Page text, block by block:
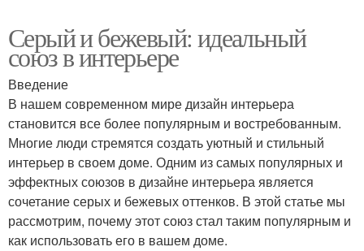
Серый и бежевый: идеальный
союз в интерьере
Введение
В нашем современном мире дизайн интерьера
становится все более популярным и востребованным.
Многие люди стремятся создать уютный и стильный
интерьер в своем доме. Одним из самых популярных и
эффектных союзов в дизайне интерьера является
сочетание серых и бежевых оттенков. В этой статье мы
рассмотрим, почему этот союз стал таким популярным и
как использовать его в вашем доме.